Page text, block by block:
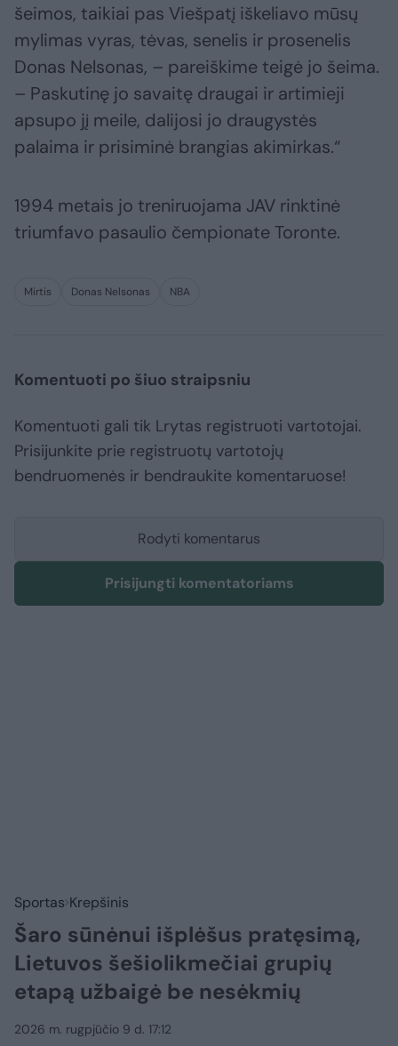
šeimos, taikiai pas Viešpatį iškeliavo mūsų
mylimas vyras, tėvas, senelis ir prosenelis
Donas Nelsonas, – pareiškime teigė jo šeima.
– Paskutinę jo savaitę draugai ir artimieji
apsupo jį meile, dalijosi jo draugystės
palaima ir prisiminė brangias akimirkas.“
1994 metais jo treniruojama JAV rinktinė
triumfavo pasaulio čempionate Toronte.
Mirtis Donas Nelsonas NBA
Komentuoti po šiuo straipsniu
Komentuoti gali tik Lrytas registruoti vartotojai.
Prisijunkite prie registruotų vartotojų
bendruomenės ir bendraukite komentaruose!
Rodyti komentarus
Prisijungti komentatoriams
Sportas Krepšinis
Šaro sūnėnui išplėšus pratęsimą,
Lietuvos šešiolikmečiai grupių
etapą užbaigė be nesėkmių
2026 m. rugpjūčio 9 d. 17:12